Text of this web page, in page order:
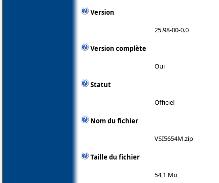
Version
25.98-00-0.0
Version complète
Oui
Statut
Officiel
Nom du fichier
VSI5654M.zip
Taille du fichier
54,1 Mo